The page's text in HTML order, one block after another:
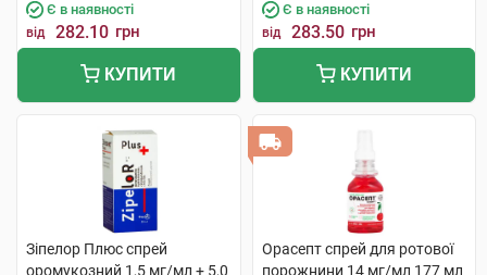
Є в наявності
від 282.10 грн
КУПИТИ
Є в наявності
від 283.50 грн
КУПИТИ
Зіпелор Плюс спрей
оромукозний 1,5 мг/мл + 5,0
Орасепт спрей для ротової
порожнини 14 мг/мл 177 мл